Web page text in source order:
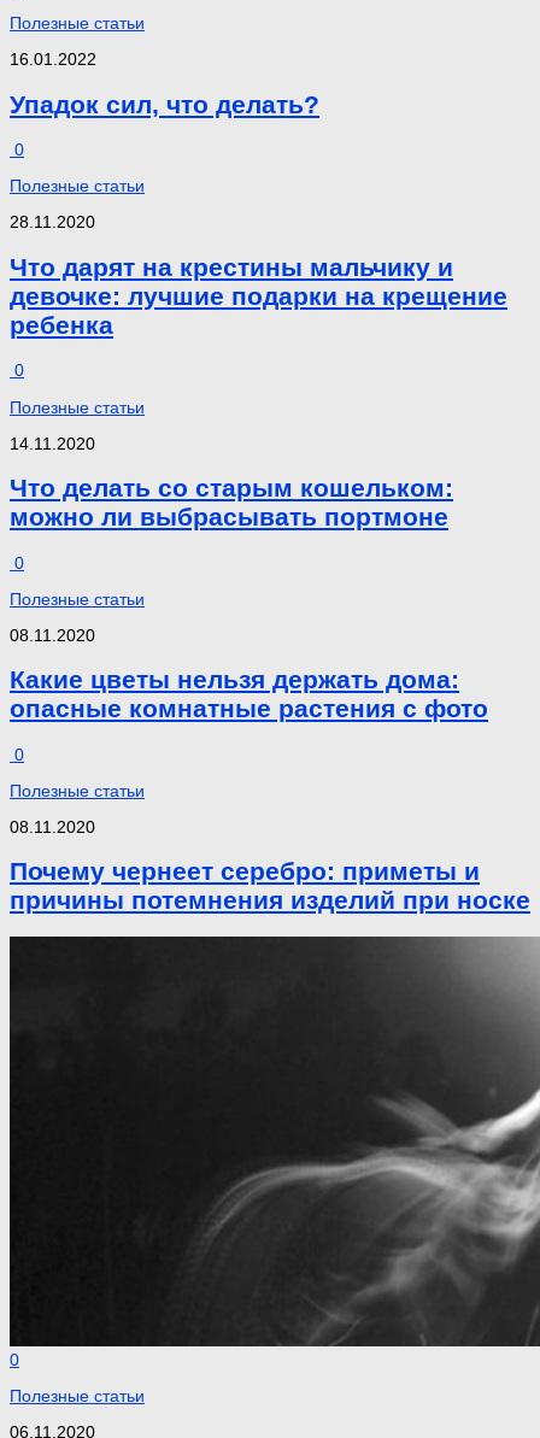
Полезные статьи
16.01.2022
Упадок сил, что делать?
0
Полезные статьи
28.11.2020
Что дарят на крестины мальчику и
девочке: лучшие подарки на крещение
ребенка
0
Полезные статьи
14.11.2020
Что делать со старым кошельком:
можно ли выбрасывать портмоне
0
Полезные статьи
08.11.2020
Какие цветы нельзя держать дома:
опасные комнатные растения с фото
0
Полезные статьи
08.11.2020
Почему чернеет серебро: приметы и
причины потемнения изделий при носке
0
Полезные статьи
06.11.2020